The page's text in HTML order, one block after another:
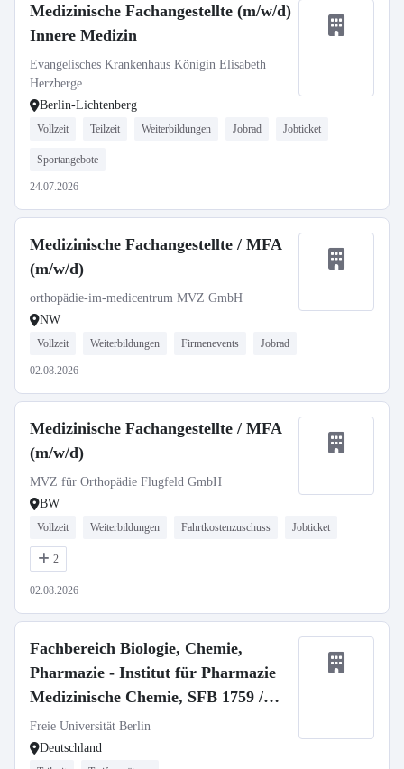
Medizinische Fachangestellte (m/w/d)
Innere Medizin
Evangelisches Krankenhaus Königin Elisabeth
Herzberge
Berlin-Lichtenberg
Vollzeit Teilzeit Weiterbildungen Jobrad Jobticket
Sportangebote
24.07.2026
Medizinische Fachangestellte / MFA
(m/w/d)
orthopädie-im-medicentrum MVZ GmbH
NW
Vollzeit Weiterbildungen Firmenevents Jobrad
02.08.2026
Medizinische Fachangestellte / MFA
(m/w/d)
MVZ für Orthopädie Flugfeld GmbH
BW
Vollzeit Weiterbildungen Fahrtkostenzuschuss Jobticket
2
02.08.2026
Fachbereich Biologie, Chemie,
Pharmazie - Institut für Pharmazie
Medizinische Chemie, SFB 1759 /
Medicinal Chemistry, SFB 1759
Freie Universität Berlin
Deutschland